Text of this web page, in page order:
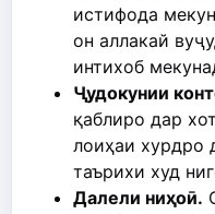
истифода
он аллакай
интихоб
Ҷудокунии
қаблиро дар
лоиҳаи хурдро
таърихи худ
Далели ниҳоӣ.